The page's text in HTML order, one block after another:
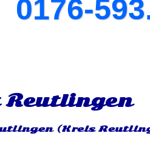
0176-
Reutlingen
(Kreis